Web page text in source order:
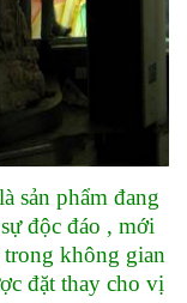
sản phẩm đang
độc đáo , mới
trong không gian
đặt thay cho vị